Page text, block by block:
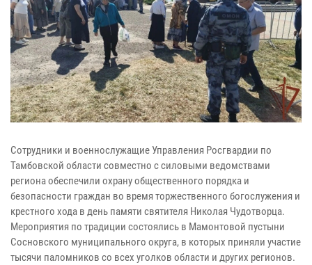
Сотрудники и военнослужащие Управления Росгвардии по
Тамбовской области совместно с силовыми ведомствами
региона обеспечили охрану общественного порядка и
безопасности граждан во время торжественного богослужения и
крестного хода в день памяти святителя Николая Чудотворца.
Мероприятия по традиции состоялись в Мамонтовой пустыни
Сосновского муниципального округа, в которых приняли участие
тысячи паломников со всех уголков области и других регионов.